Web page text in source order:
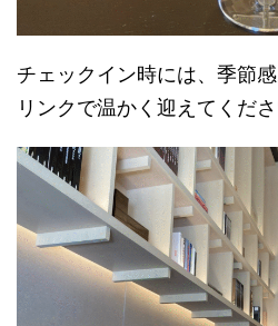
チェックイン時には、季節
リンクで温かく迎えてくださ